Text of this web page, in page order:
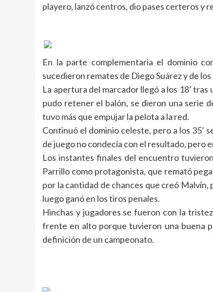
playero, lanzó centros, dio pases certeros y
En la parte complementaria el dominio
sucedieron remates de Diego Suárez y de
La apertura del marcador llegó a los 18’
pudo retener el balón, se dieron una serie
tuvo más que empujar la pelota a la red.
Continuó el dominio celeste, pero a los 35’
de juego no condecía con el resultado, pero
Los instantes finales del encuentro
Parrillo como protagonista, que remató
por la cantidad de chances que creó
luego ganó en los tiros penales.
Hinchas y jugadores se fueron con la
frente en alto porque tuvieron una buena
definición de un campeonato.